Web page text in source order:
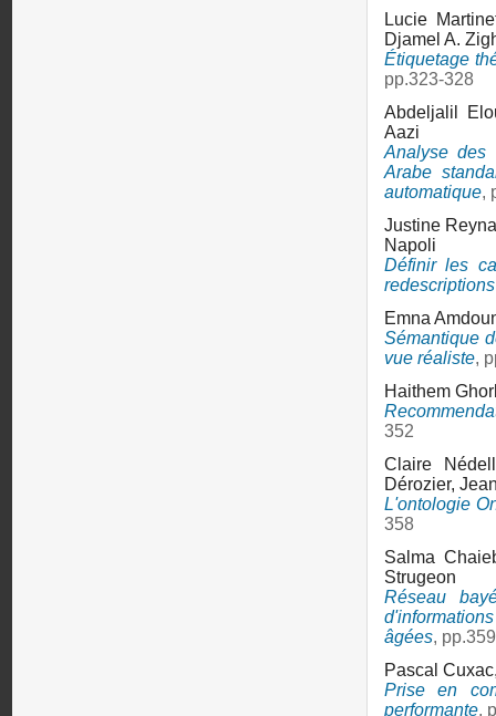
Lucie
Djamel A.
Étiquetage
pp.323-328
Abdeljalil
Aazi
Analyse des
Arabe
automatique,
Justine
Napoli
Définir les
redescriptions
Emna
Sémantique
vue réaliste,
Haithem
352
Claire
Dérozier,
L'ontologie
358
Salma
Strugeon
Réseau
âgées,
Pascal
Prise en
performante,